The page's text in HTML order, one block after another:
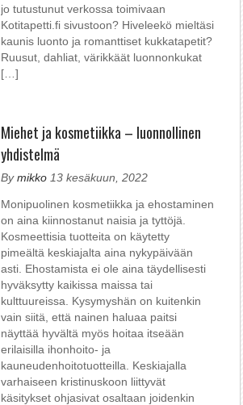
jo tutustunut verkossa toimivaan
Kotitapetti.fi sivustoon? Hiveleekö mieltäsi
kaunis luonto ja romanttiset kukkatapetit?
Ruusut, dahliat, värikkäät luonnonkukat
[…]
Miehet ja kosmetiikka – luonnollinen
yhdistelmä
Bymikko 13 kesäkuun, 2022
Monipuolinen kosmetiikka ja ehostaminen
on aina kiinnostanut naisia ja tyttöjä.
Kosmeettisia tuotteita on käytetty
pimeältä keskiajalta aina nykypäivään
asti. Ehostamista ei ole aina täydellisesti
hyväksytty kaikissa maissa tai
kulttuureissa. Kysymyshän on kuitenkin
vain siitä, että nainen haluaa paitsi
näyttää hyvältä myös hoitaa itseään
erilaisilla ihonhoito- ja
kauneudenhoitotuotteilla. Keskiajalla
varhaiseen kristinuskoon liittyvät
käsitykset ohjasivat osaltaan joidenkin